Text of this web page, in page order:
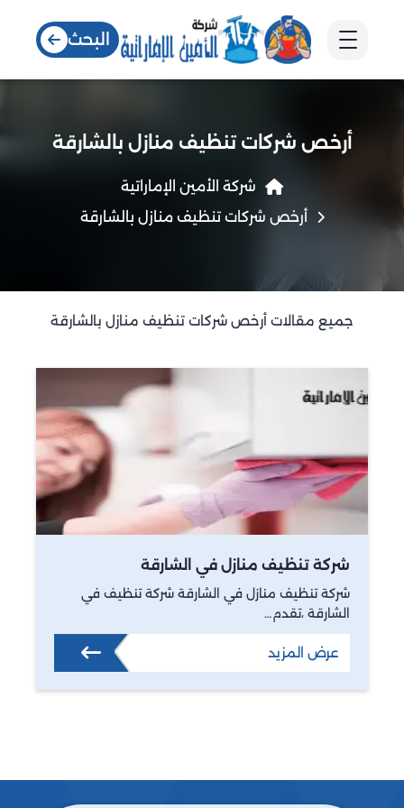
البحث
أرخص شركات تنظيف منازل بالشارقة
شركة الأمين الإماراتية
أرخص شركات تنظيف منازل بالشارقة
جميع مقالات أرخص شركات تنظيف منازل بالشارقة
شركة تنظيف منازل في الشارقة
شركة تنظيف منازل في الشارقة شركة تنظيف في
الشارقة ،تقدم…
عرض المزيد